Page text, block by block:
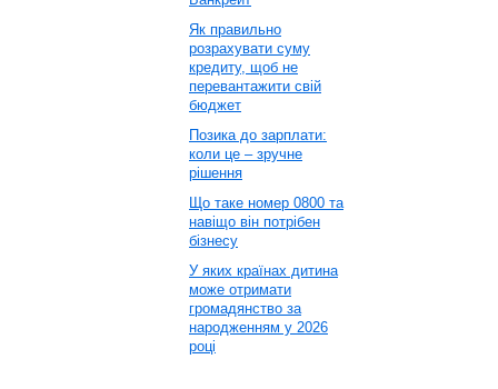
Як правильно
розрахувати суму
кредиту, щоб не
перевантажити свій
бюджет
Позика до зарплати:
коли це – зручне
рішення
Що таке номер 0800 та
навіщо він потрібен
бізнесу
У яких країнах дитина
може отримати
громадянство за
народженням у 2026
році